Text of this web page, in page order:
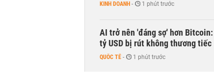
KINH DOANH - 1 phút trước
AI trở nên 'đáng sợ' hơn
tỷ USD bị rút không thương tiếc
QUỐC TẾ - 1 phút trước